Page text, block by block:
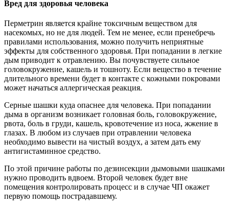
Вред для здоровья человека
Перметрин является крайне токсичным веществом для
насекомых, но не для людей. Тем не менее, если пренебречь
правилами использования, можно получить неприятные
эффекты для собственного здоровья. При попадании в легкие
дым приводит к отравлению. Вы почувствуете сильное
головокружение, кашель и тошноту. Если вещество в течение
длительного времени будет в контакте с кожными покровами
может начаться аллергическая реакция.
Серные шашки куда опаснее для человека. При попадании
дыма в организм возникает головная боль, головокружение,
рвота, боль в груди, кашель, кровотечение из носа, жжение в
глазах. В любом из случаев при отравлении человека
необходимо вывести на чистый воздух, а затем дать ему
антигистаминное средство.
По этой причине работы по дезинсекции дымовыми шашками
нужно проводить вдвоем. Второй человек будет вне
помещения контролировать процесс и в случае ЧП окажет
первую помощь пострадавшему.